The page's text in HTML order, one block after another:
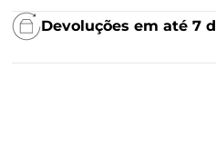
Devoluções em até 7